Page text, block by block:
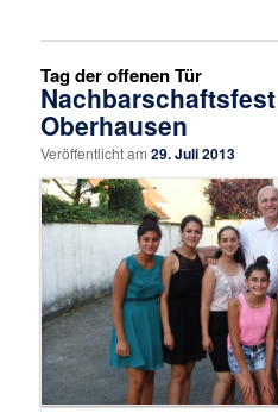
Tag der offenen Tür
Oberhausen
Veröffentlicht am29. Juli 2013